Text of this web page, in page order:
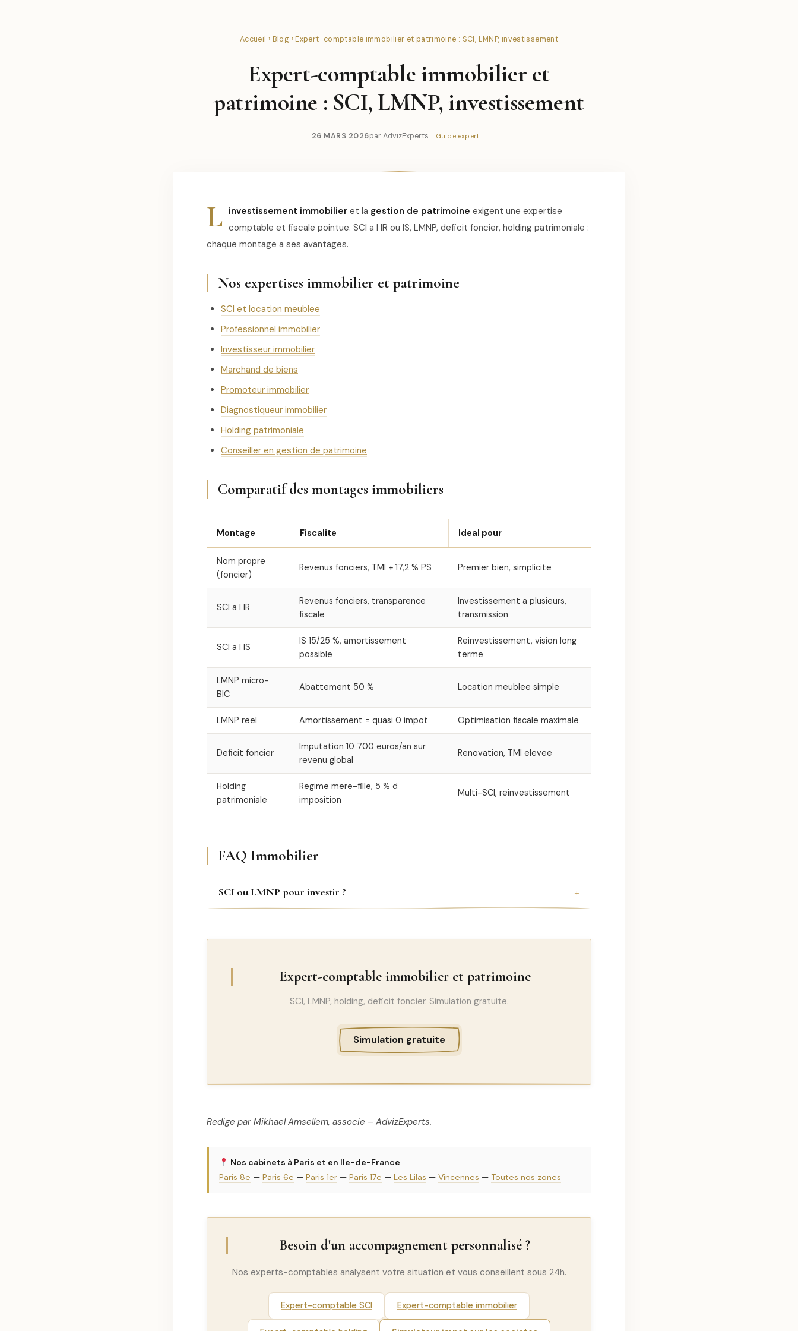
Accueil › Blog › Expert-comptable immobilier et patrimoine : SCI, LMNP, investissement
Expert-comptable immobilier et
patrimoine : SCI, LMNP, investissement
26 MARS 2026par AdvizExperts Guide expert
L investissement immobilier et la gestion de patrimoine exigent une expertise
comptable et fiscale pointue. SCI a l IR ou IS, LMNP, deficit foncier, holding patrimoniale :
chaque montage a ses avantages.
Nos expertises immobilier et patrimoine
SCI et location meublee
Professionnel immobilier
Investisseur immobilier
Marchand de biens
Promoteur immobilier
Diagnostiqueur immobilier
Holding patrimoniale
Conseiller en gestion de patrimoine
Comparatif des montages immobiliers
Montage Fiscalite Ideal pour
Nom propre
(foncier)
Revenus fonciers, TMI + 17,2 % PS Premier bien, simplicite
SCI a l IR
Revenus fonciers, transparence
fiscale
Investissement a plusieurs,
transmission
SCI a l IS
IS 15/25 %, amortissement
possible
Reinvestissement, vision long
terme
LMNP micro-
BIC
Abattement 50 % Location meublee simple
LMNP reel Amortissement = quasi 0 impot Optimisation fiscale maximale
Deficit foncier
Imputation 10 700 euros/an sur
revenu global
Renovation, TMI elevee
Holding
patrimoniale
Regime mere-fille, 5 % d
imposition
Multi-SCI, reinvestissement
FAQ Immobilier
SCI ou LMNP pour investir ?
Expert-comptable immobilier et patrimoine
SCI, LMNP, holding, deficit foncier. Simulation gratuite.
Simulation gratuite
Redige par Mikhael Amsellem, associe – AdvizExperts.
Nos cabinets à Paris et en Ile-de-France
Paris 8e — Paris 6e — Paris 1er— Paris 17e — Les Lilas — Vincennes — Toutes nos zones
Besoin d'un accompagnement personnalisé ?
Nos experts-comptables analysent votre situation et vous conseillent sous 24h.
Expert-comptable SCI Expert-comptable immobilier